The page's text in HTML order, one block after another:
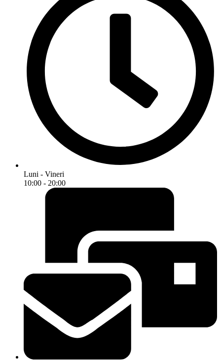
Luni - Vineri
10:00 - 20:00